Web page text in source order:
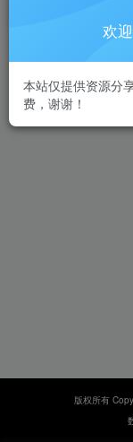
版权所有
欢
本站仅提供资源分
费，谢谢！